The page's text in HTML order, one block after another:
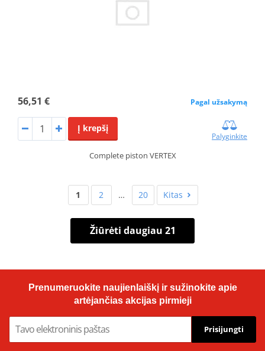
56,51 € Pagal užsakymą
Į krepšį
Palyginkite
Complete piston VERTEX
1 2 … 20 Kitas
Žiūrėti daugiau 21
Prenumeruokite naujienlaiškį ir sužinokite apie
artėjančias akcijas pirmieji
Prisijungti